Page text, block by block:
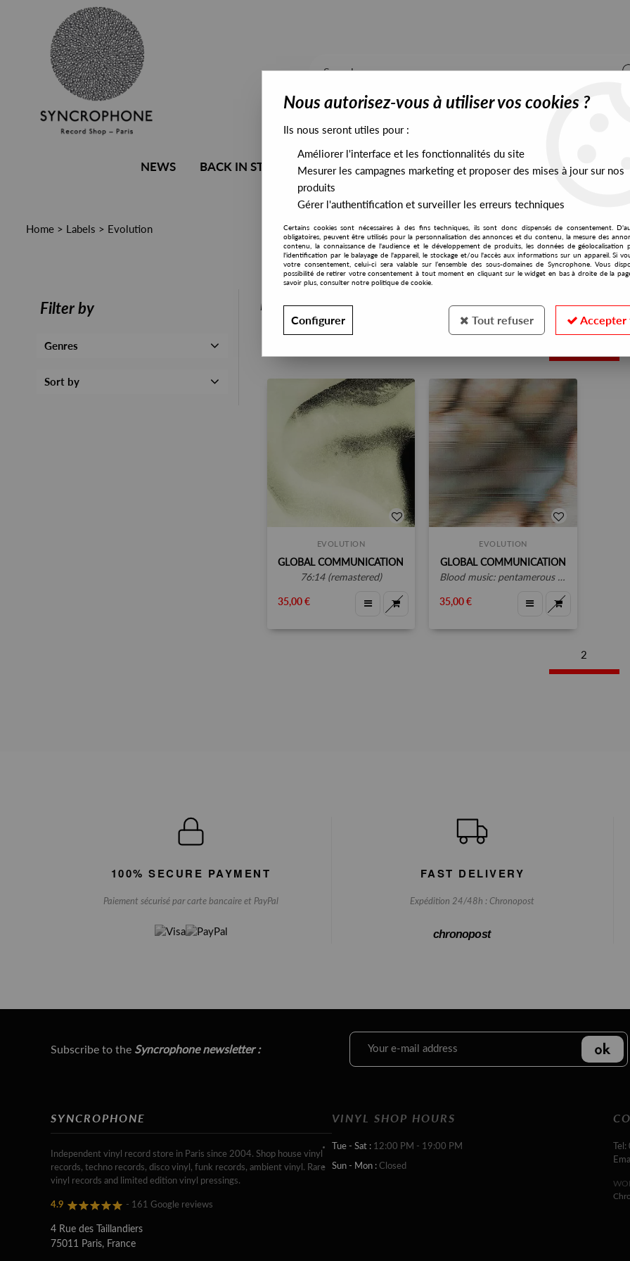
NEWS BACK IN STOCK ALL STOCK EXCLUSIVES PRESALES EXCLUSIVES
Home > Labels > Evolution
Filter by
Genres
Sort by
PRESALES EXCLUSIVES
EVOLUTION
GLOBAL COMMUNICATION
76:14 (remastered)
35,00 €
EVOLUTION
GLOBAL COMMUNICATION
blood music: pentamerous metamorphosis (remastered)
35,00 €
2
100% SECURE PAYMENT
Paiement sécurisé par carte bancaire et PayPal
FAST DELIVERY
Expédition 24/48h : Chronopost
chronopost
Subscribe to the Syncrophone newsletter :
SYNCROPHONE
Independent vinyl record store in Paris since 2004. Shop house vinyl
records, techno records, disco vinyl, funk records, ambient vinyl. Rare
vinyl records and limited edition vinyl pressings.
4.9 - 161 Google reviews
4 Rue des Taillandiers
75011 Paris, France
VINYL SHOP HOURS
Tue - Sat : 12:00 PM - 19:00 PM
Sun - Mon : Closed
Nous autorisez-vous à utiliser vos cookies ?
Ils nous seront utiles pour :
Améliorer l'interface et les fonctionnalités du site
Mesurer les campagnes marketing et proposer des mises à jour sur nos
produits
Gérer l'authentification et surveiller les erreurs techniques
Certains cookies sont nécessaires à des fins techniques, ils sont donc dispensés de consentement.
obligatoires, peuvent être utilisés pour la personnalisation des annonces et du contenu, la mesure des
contenu, la connaissance de l'audience et le développement de produits, les données de géolocalisation
l'identification par le balayage de l'appareil, le stockage et/ou l'accès aux informations sur un appareil. Si
votre consentement, celui-ci sera valable sur l’ensemble des sous-domaines de Syncrophone. Vous
possibilité de retirer votre consentement à tout moment en cliquant sur le widget en bas à droite de la
savoir plus, consulter notre politique de cookie.
Configurer Tout refuser Accepter